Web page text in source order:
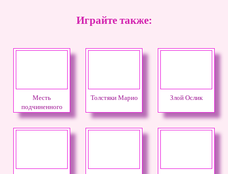
Играйте также:
Месть
подчиненного
Толстяки Марио Злой Ослик